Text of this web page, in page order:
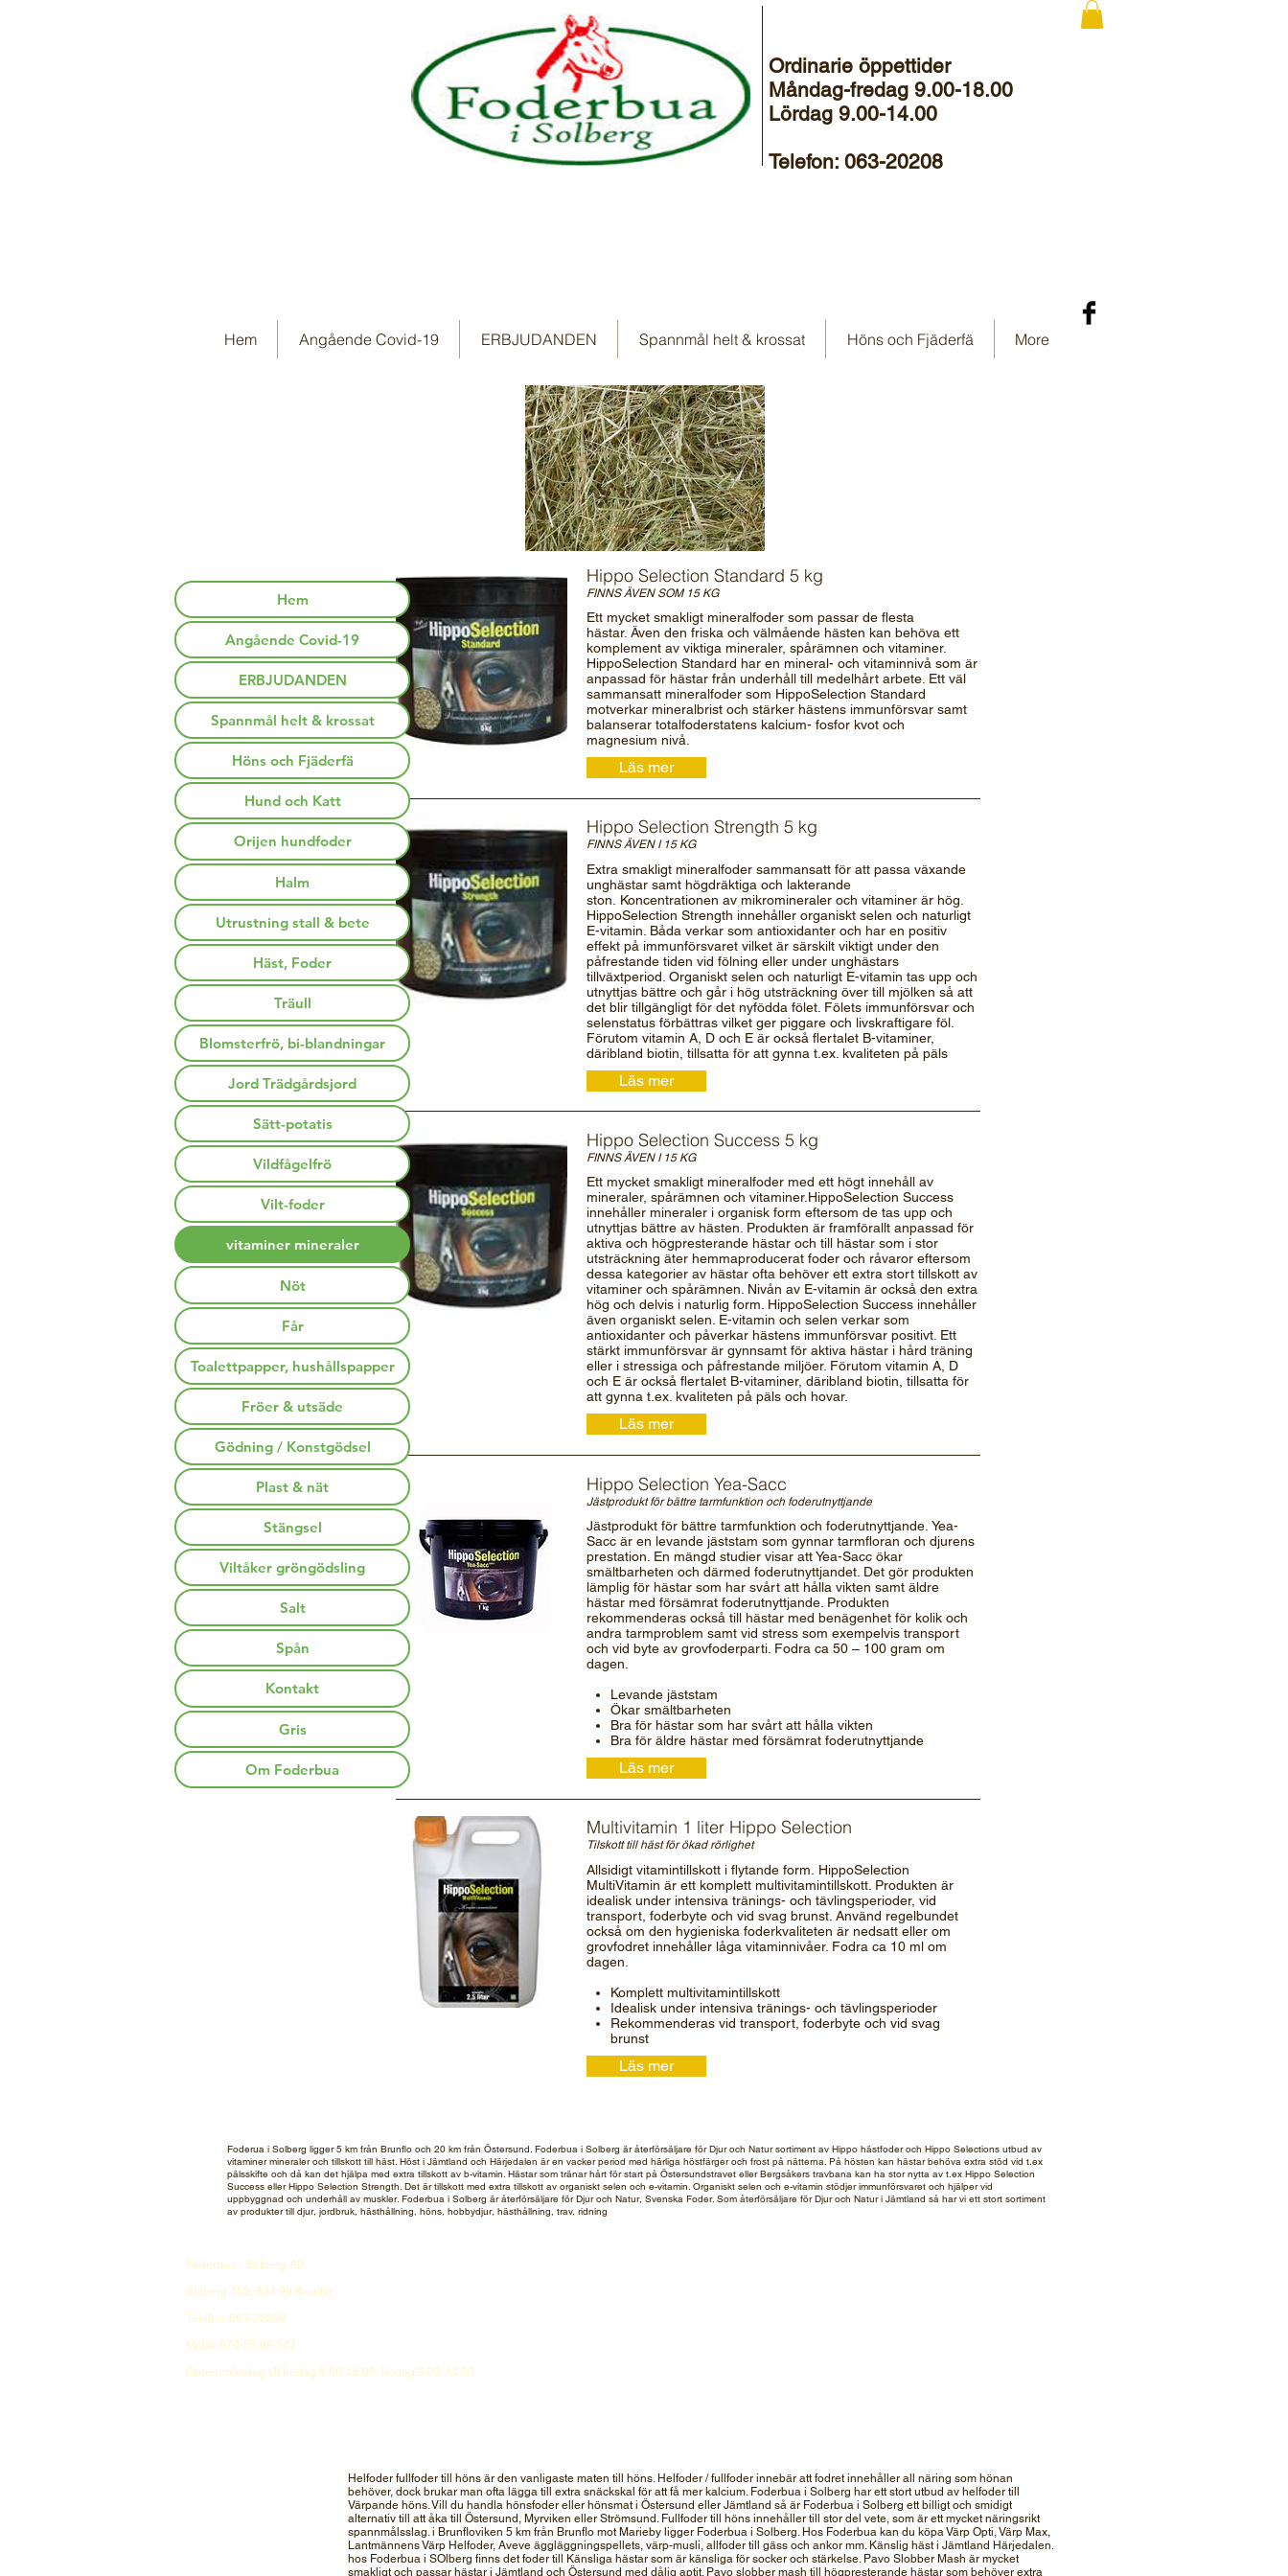
Ordinarie öppettider
Måndag-fredag 9.00-18.00
Lördag 9.00-14.00
Telefon: 063-20208
Hem Angående Covid-19 ERBJUDANDEN Spannmål helt & krossat Höns och Fjäderfä More
Hippo Selection Standard 5 kg
FINNS ÄVEN SOM 15 KG
Ett mycket smakligt mineralfoder som passar de flesta
hästar. Även den friska och välmående hästen kan behöva ett
komplement av viktiga mineraler, spårämnen och vitaminer.
HippoSelection Standard har en mineral- och vitaminnivå som är
anpassad för hästar från underhåll till medelhårt arbete. Ett väl
sammansatt mineralfoder som HippoSelection Standard
motverkar mineralbrist och stärker hästens immunförsvar samt
balanserar totalfoderstatens kalcium- fosfor kvot och
magnesium nivå.
Läs mer
Hippo Selection Strength 5 kg
FINNS ÄVEN I 15 KG
Extra smakligt mineralfoder sammansatt för att passa växande
unghästar samt högdräktiga och lakterande
ston. Koncentrationen av mikromineraler och vitaminer är hög.
HippoSelection Strength innehåller organiskt selen och naturligt
E-vitamin. Båda verkar som antioxidanter och har en positiv
effekt på immunförsvaret vilket är särskilt viktigt under den
påfrestande tiden vid fölning eller under unghästars
tillväxtperiod. Organiskt selen och naturligt E-vitamin tas upp och
utnyttjas bättre och går i hög utsträckning över till mjölken så att
det blir tillgängligt för det nyfödda fölet. Fölets immunförsvar och
selenstatus förbättras vilket ger piggare och livskraftigare föl.
Förutom vitamin A, D och E är också flertalet B-vitaminer,
däribland biotin, tillsatta för att gynna t.ex. kvaliteten på päls
Läs mer
Hippo Selection Success 5 kg
FINNS ÄVEN I 15 KG
Ett mycket smakligt mineralfoder med ett högt innehåll av
mineraler, spårämnen och vitaminer.HippoSelection Success
innehåller mineraler i organisk form eftersom de tas upp och
utnyttjas bättre av hästen. Produkten är framförallt anpassad för
aktiva och högpresterande hästar och till hästar som i stor
utsträckning äter hemmaproducerat foder och råvaror eftersom
dessa kategorier av hästar ofta behöver ett extra stort tillskott av
vitaminer och spårämnen. Nivån av E-vitamin är också den extra
hög och delvis i naturlig form. HippoSelection Success innehåller
även organiskt selen. E-vitamin och selen verkar som
antioxidanter och påverkar hästens immunförsvar positivt. Ett
stärkt immunförsvar är gynnsamt för aktiva hästar i hård träning
eller i stressiga och påfrestande miljöer. Förutom vitamin A, D
och E är också flertalet B-vitaminer, däribland biotin, tillsatta för
att gynna t.ex. kvaliteten på päls och hovar.
Läs mer
Hippo Selection Yea-Sacc
Jästprodukt för bättre tarmfunktion och foderutnyttjande
Jästprodukt för bättre tarmfunktion och foderutnyttjande. Yea-
Sacc är en levande jäststam som gynnar tarmfloran och djurens
prestation. En mängd studier visar att Yea-Sacc ökar
smältbarheten och därmed foderutnyttjandet. Det gör produkten
lämplig för hästar som har svårt att hålla vikten samt äldre
hästar med försämrat foderutnyttjande. Produkten
rekommenderas också till hästar med benägenhet för kolik och
andra tarmproblem samt vid stress som exempelvis transport
och vid byte av grovfoderparti. Fodra ca 50 – 100 gram om
dagen.
Levande jäststam
Ökar smältbarheten
Bra för hästar som har svårt att hålla vikten
Bra för äldre hästar med försämrat foderutnyttjande
Läs mer
Multivitamin 1 liter Hippo Selection
Tilskott till häst för ökad rörlighet
Allsidigt vitamintillskott i flytande form. HippoSelection
MultiVitamin är ett komplett multivitamintillskott. Produkten är
idealisk under intensiva tränings- och tävlingsperioder, vid
transport, foderbyte och vid svag brunst. Använd regelbundet
också om den hygieniska foderkvaliteten är nedsatt eller om
grovfodret innehåller låga vitaminnivåer. Fodra ca 10 ml om
dagen.
Komplett multivitamintillskott
Idealisk under intensiva tränings- och tävlingsperioder
Rekommenderas vid transport, foderbyte och vid svag
brunst
Läs mer
Foderua i Solberg ligger 5 km från Brunflo och 20 km från Östersund. Foderbua i Solberg är återförsäljare för Djur och Natur sortiment av Hippo hästfoder och Hippo Selections utbud av
vitaminer mineraler och tillskott till häst. Höst i Jämtland och Härjedalen är en vacker period med härliga höstfärger och frost på nätterna. På hösten kan hästar behöva extra stöd vid t.ex
pälsskifte och då kan det hjälpa med extra tillskott av b-vitamin. Hästar som tränar hårt för start på Östersundstravet eller Bergsåkers travbana kan ha stor nytta av t.ex Hippo Selection
Success eller Hippo Selection Strength. Det är tillskott med extra tillskott av organiskt selen och e-vitamin. Organiskt selen och e-vitamin stödjer immunförsvaret och hjälper vid
uppbyggnad och underhåll av muskler. Foderbua i Solberg är återförsäljare för Djur och Natur, Svenska Foder. Som återförsäljare för Djur och Natur i Jämtland så har vi ett stort sortiment
av produkter till djur, jordbruk, hästhållning, höns, hobbydjur, hästhållning, trav, ridning
Hem
Angående Covid-19
ERBJUDANDEN
Spannmål helt & krossat
Höns och Fjäderfä
Hund och Katt
Orijen hundfoder
Halm
Utrustning stall & bete
Häst, Foder
Träull
Blomsterfrö, bi-blandningar
Jord Trädgårdsjord
Sätt-potatis
Vildfågelfrö
Vilt-foder
vitaminer mineraler
Nöt
Får
Toalettpapper, hushållspapper
Fröer & utsäde
Gödning / Konstgödsel
Plast & nät
Stängsel
Viltåker gröngödsling
Salt
Spån
Kontakt
Gris
Om Foderbua
Foderbua i Solberg AB
Solberg 153, 834 98 Brunflo
Telefon: 063-20208
Mobil: 070-55 88 547
Öppet: måndag till fredag 9:00-18:00, lördag 9:00-14:00
Helfoder fullfoder till höns är den vanligaste maten till höns. Helfoder / fullfoder innebär att fodret innehåller all näring som hönan
behöver, dock brukar man ofta lägga till extra snäckskal för att få mer kalcium. Foderbua i Solberg har ett stort utbud av helfoder till
Värpande höns. Vill du handla hönsfoder eller hönsmat i Östersund eller Jämtland så är Foderbua i Solberg ett billigt och smidigt
alternativ till att åka till Östersund, Myrviken eller Strömsund. Fullfoder till höns innehåller till stor del vete, som är ett mycket näringsrikt
spannmålsslag. i Brunfloviken 5 km från Brunflo mot Marieby ligger Foderbua i Solberg. Hos Foderbua kan du köpa Värp Opti, Värp Max,
Lantmännens Värp Helfoder, Aveve äggläggningspellets, värp-musli, allfoder till gäss och ankor mm. Känslig häst i Jämtland Härjedalen.
hos Foderbua i SOlberg finns det foder till Känsliga hästar som är känsliga för socker och stärkelse. Pavo Slobber Mash är mycket
smakligt och passar hästar i Jämtland och Östersund med dålig aptit. Pavo slobber mash till högpresterande hästar som behöver extra